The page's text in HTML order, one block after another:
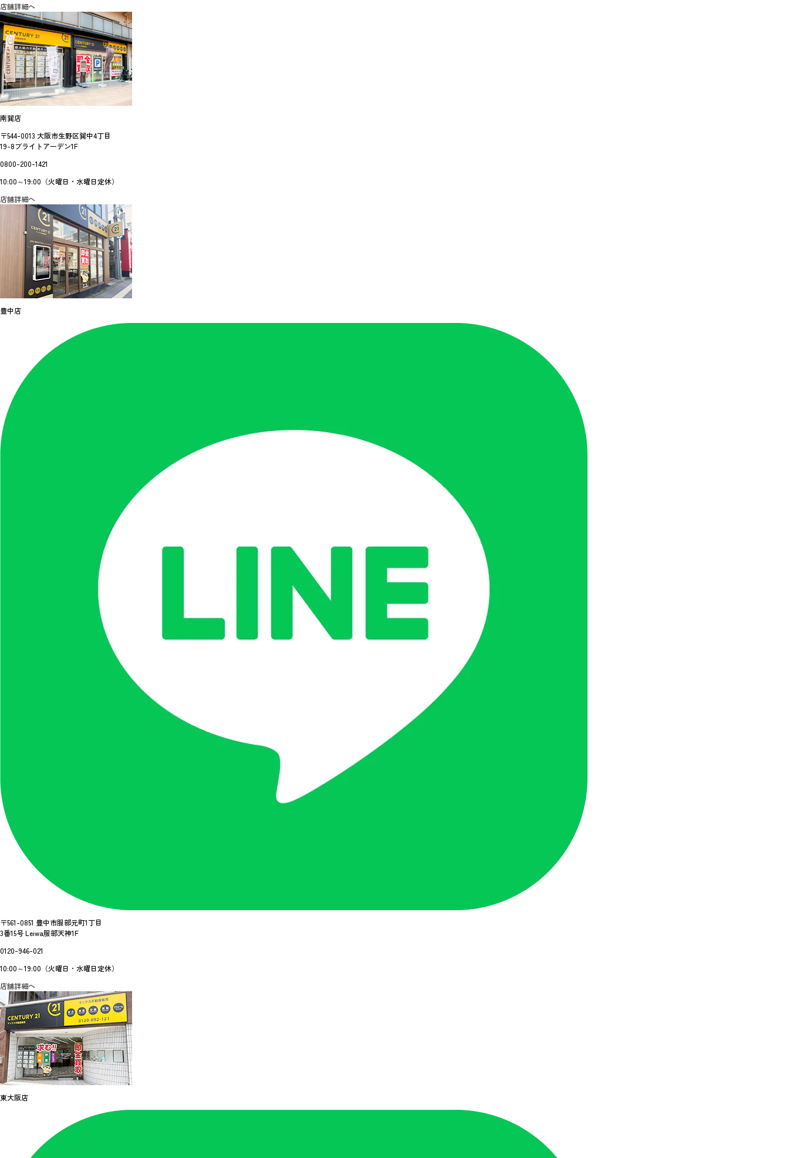
店舗詳細へ
南巽店
〒544-0013 大阪市生野区巽中4丁目
19-8ブライトアーデン1F
0800-200-1421
10:00～19:00（火曜日・水曜日定休）
店舗詳細へ
豊中店
〒561-0851 豊中市服部元町1丁目
3番15号 Leiwa服部天神1F
0120-946-021
10:00～19:00（火曜日・水曜日定休）
店舗詳細へ
東大阪店